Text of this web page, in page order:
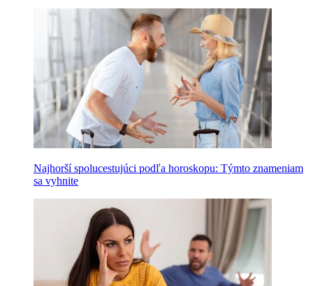
Najhorší spolucestujúci podľa horoskopu: Týmto znameniam
sa vyhnite